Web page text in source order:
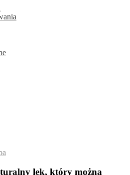
lek, który można